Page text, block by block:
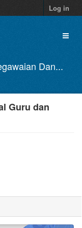
Log in
Dan...
Guru dan